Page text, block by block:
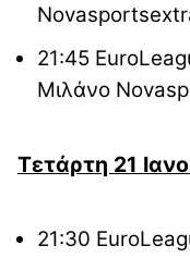
21:45
Μιλάνο
Τετάρτη 21
21:30